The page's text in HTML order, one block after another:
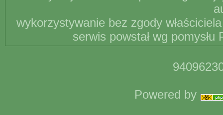
wykorzystywanie bez zgody
serwis powstał wg
Powered by